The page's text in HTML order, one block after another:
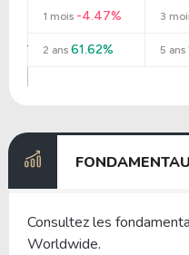
1 mois -4.47% 3
2 ans 61.62% 5 ans
Consultez les
Worldwide.